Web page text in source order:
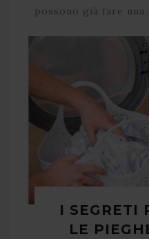
possono già fare
I SEGRETI
LE